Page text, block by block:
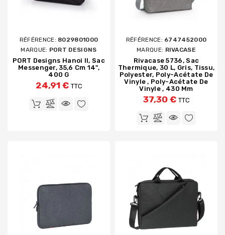
RÉFÉRENCE: 8029801000
MARQUE: PORT DESIGNS
PORT Designs Hanoi II, Sac
Messenger, 35,6 Cm 14",
400 G
24,91 € TTC
RÉFÉRENCE: 6747452000
MARQUE: RIVACASE
Rivacase 5736, Sac
Thermique, 30 L, Gris, Tissu,
Polyester, Poly-Acétate De
Vinyle , Poly-Acétate De
Vinyle , 430 Mm
37,30 € TTC